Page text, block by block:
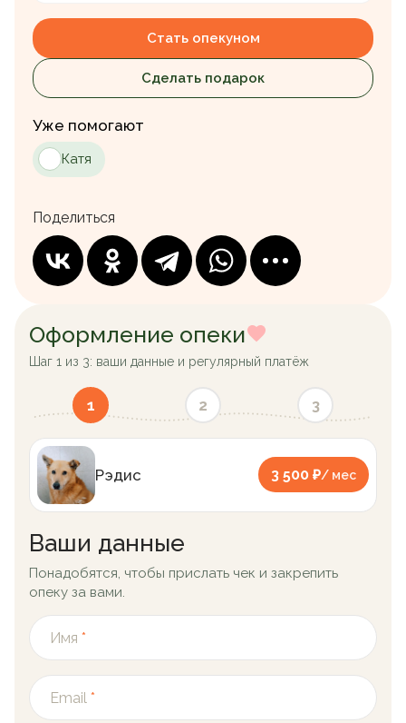
Стать опекуном
Сделать подарок
Уже помогают
Катя
Поделиться
Оформление опеки
Шаг 1 из 3: ваши данные и регулярный платёж
1 2 3
Рэдис 3 500 ₽/ мес
Ваши данные
Понадобятся, чтобы прислать чек и закрепить
опеку за вами.
Имя *
Email *